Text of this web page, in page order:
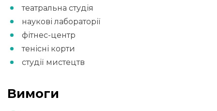
театральна студія
наукові лабораторії
фітнес-центр
тенісні корти
студії мистецтв
Вимоги